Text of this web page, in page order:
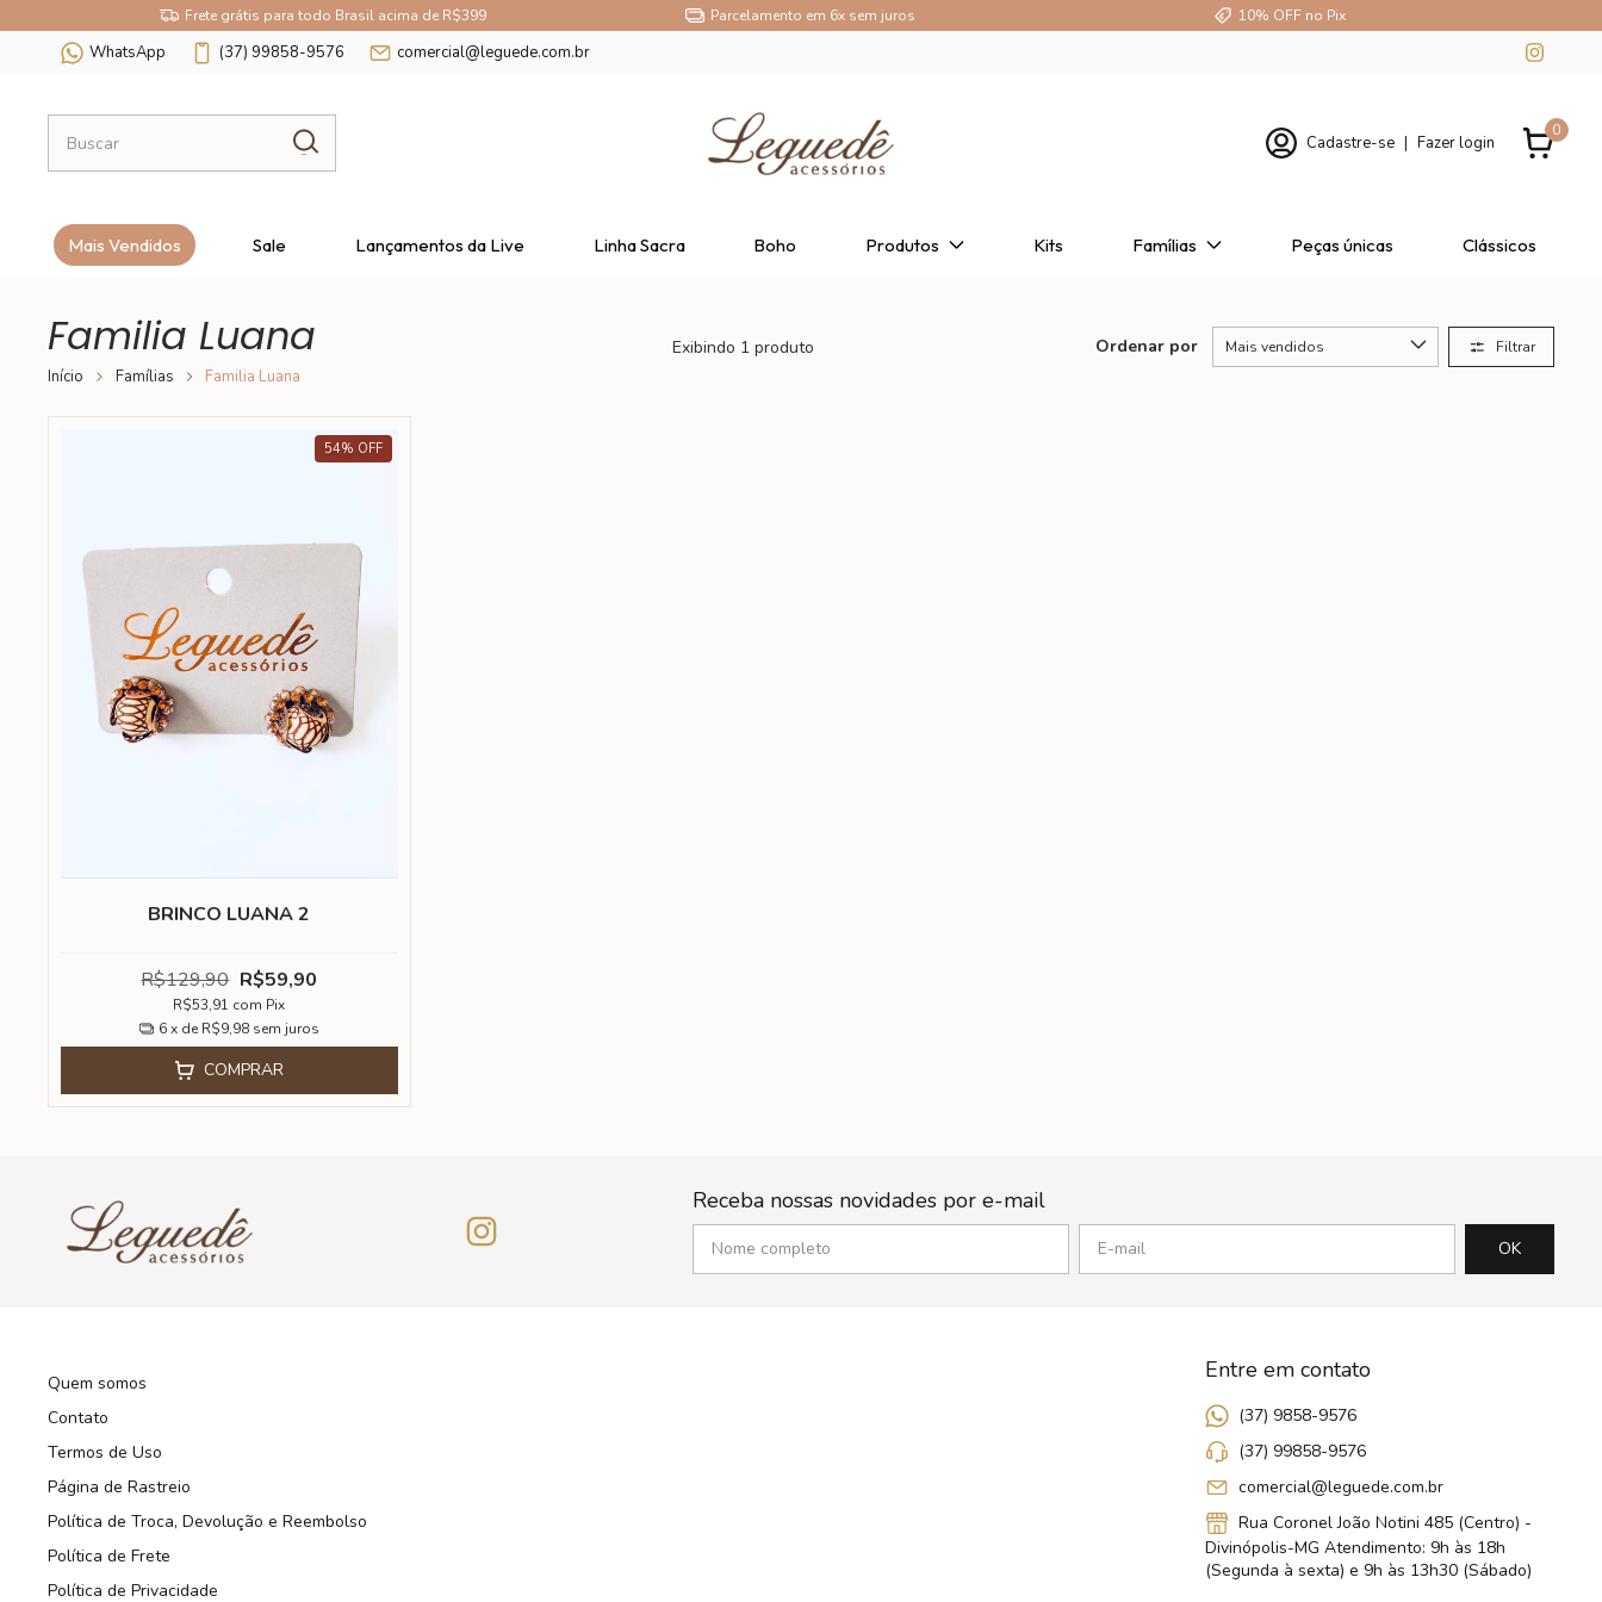
Frete grátis para todo Brasil acima de R$399 Parcelamento em 6x sem juros 10% OFF no Pix
WhatsApp (37) 99858-9576 comercial@leguede.com.br
Cadastre-se | Fazer login
0
Mais Vendidos Sale Lançamentos da Live Linha Sacra Boho Produtos Kits Famílias Peças únicas Clássicos
Familia Luana
Início Famílias Familia Luana
Exibindo 1 produto Ordenar por Filtrar
54% OFF
BRINCO LUANA 2
R$129,90 R$59,90
R$53,91 com Pix
6x de R$9,98 sem juros
COMPRAR
Receba nossas novidades por e-mail
Quem somos
Contato
Termos de Uso
Página de Rastreio
Política de Troca, Devolução e Reembolso
Política de Frete
Política de Privacidade
Entre em contato
(37) 9858-9576
(37) 99858-9576
comercial@leguede.com.br
Rua Coronel João Notini 485 (Centro) -
Divinópolis-MG Atendimento: 9h às 18h
(Segunda à sexta) e 9h às 13h30 (Sábado)